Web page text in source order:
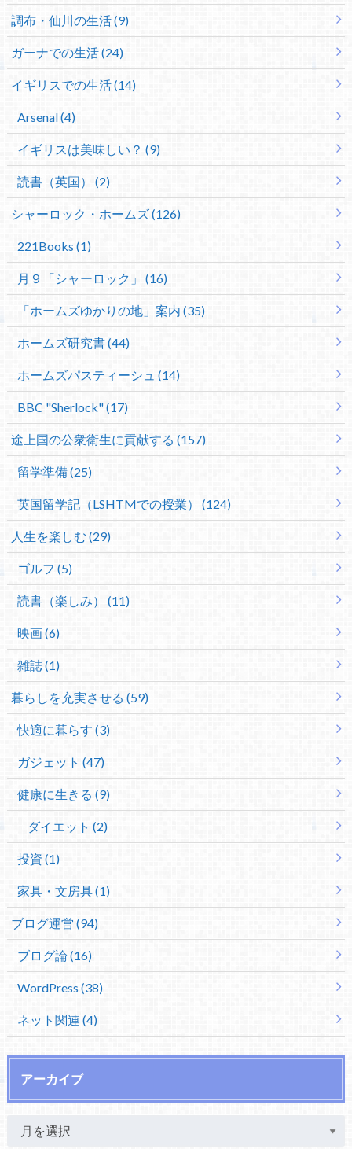
調布・仙川の生活 (9)
ガーナでの生活 (24)
イギリスでの生活 (14)
Arsenal (4)
イギリスは美味しい？ (9)
読書（英国） (2)
シャーロック・ホームズ (126)
221Books (1)
月９「シャーロック」 (16)
「ホームズゆかりの地」案内 (35)
ホームズ研究書 (44)
ホームズパスティーシュ (14)
BBC "Sherlock" (17)
途上国の公衆衛生に貢献する (157)
留学準備 (25)
英国留学記（LSHTMでの授業） (124)
人生を楽しむ (29)
ゴルフ (5)
読書（楽しみ） (11)
映画 (6)
雑誌 (1)
暮らしを充実させる (59)
快適に暮らす (3)
ガジェット (47)
健康に生きる (9)
ダイエット (2)
投資 (1)
家具・文房具 (1)
ブログ運営 (94)
ブログ論 (16)
WordPress (38)
ネット関連 (4)
アーカイブ